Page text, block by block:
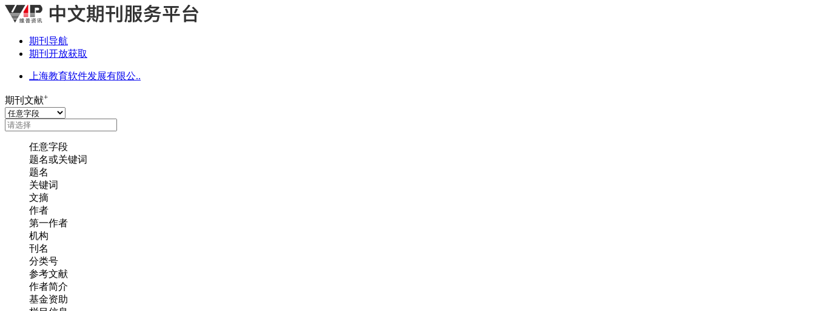
期刊导航
期刊开放获取
上海教育软件发展有限公..
期刊文献+
任意字段
题名或关键词
题名
关键词
文摘
作者
第一作者
机构
刊名
分类号
参考文献
作者简介
基金资助